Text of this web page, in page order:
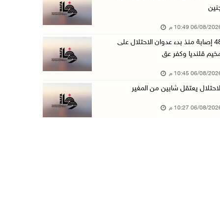
الرئيس المصري وملك البحرين يشددان على ضرورة ت ...
الاحتلال يخطر بإزالة أشجار زيتون والاستيلاء ع ...
رابطة العالم الإسلامي تدين تواصل انتهاكات الا ...
08/2026 10:49 م
48 إصابة منذ بدء عدوان الاحتلال على
قلنديا وكفر عق
08/2026 10:45 م
يعتقل شابين من المغير
08/2026 10:27 م